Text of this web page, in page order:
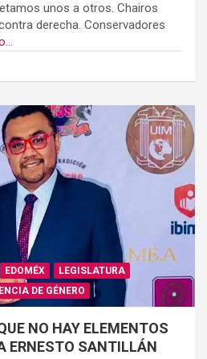
unos a otros. Chairos
derecha. Conservadores
EDOMÉX
LEGISLATURA
DE GÉNERO
NO HAY ELEMENTOS
ERNESTO SANTILLÁN